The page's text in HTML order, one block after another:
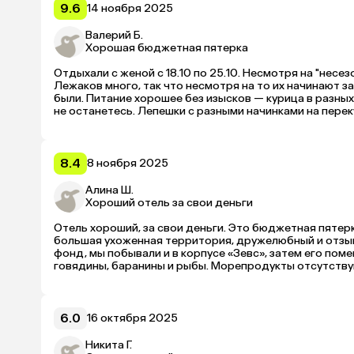
Территория большая, красивая, пляж — песчаная
Питание не супервау, но всегда были сытые,
Детский клуб работает отлично, ребенок считал
23:00, моя всегда там тусила, а я могла либо сходить
В начале мая погода была так себе, спасал крытый
полотенца чуть ли не в дырах — нам такие ни разу не
Экскурсии у гида «Интурист» покупали, цены
дешевле. Через него съездили в хаммам по прилете,
Legends.
Еще выяснилось, что моя крестная, которую я не
«цена/качество» отличные.
9.6 14 ноября 2025
Валерий Б.
Хорошая бюджетная пятерка
Отдыхали с женой с 18.10 по 25.10. Несмотря на
Лежаков много, так что несмотря на то их начинают
были. Питание хорошее без изысков — курица в
не останетесь. Лепешки с разными начинками на
8.4 8 ноября 2025
Алина Ш.
Хороший отель за свои деньги
Отель хороший, за свои деньги. Это бюджетная
большая ухоженная территория, дружелюбный и
фонд, мы побывали и в корпусе «Зевс», затем его
говядины, баранины и рыбы. Морепродукты
6.0 16 октября 2025
Никита Г.